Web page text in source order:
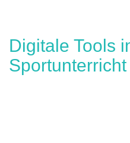
Digitale Tools